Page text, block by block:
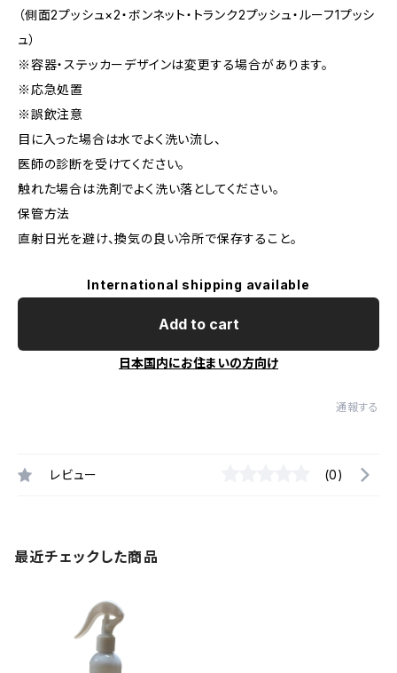
（側面2プッシュ×2・ボンネット・トランク2プッシュ・ルーフ1プッシ
ュ）
※容器・ステッカーデザインは変更する場合があります。
※応急処置
※誤飲注意
目に入った場合は水でよく洗い流し、
医師の診断を受けてください。
触れた場合は洗剤でよく洗い落としてください。
保管方法
直射日光を避け、換気の良い冷所で保存すること。
International shipping available
Add to cart
日本国内にお住まいの方向け
通報する
レビュー (0)
最近チェックした商品